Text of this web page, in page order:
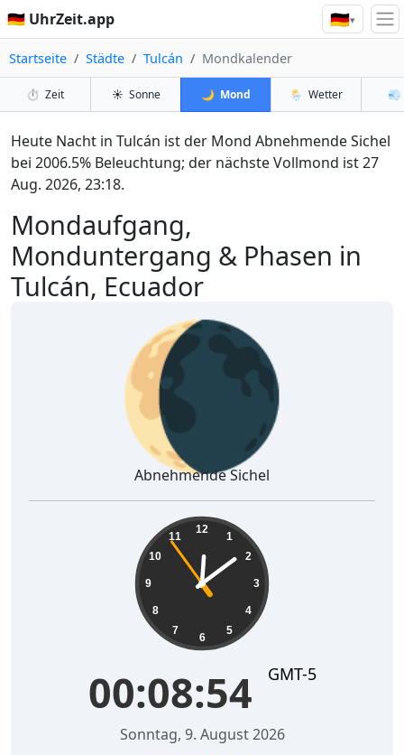
🇩🇪 UhrZeit.app 🇩🇪▾
Startseite Städte Tulcán Mondkalender
⏱️ Zeit ☀️ Sonne 🌙 Mond 🌦️ Wetter 💨
Mondaufgang,
Monduntergang & Phasen in
Tulcán, Ecuador
Heute Nacht in Tulcán ist der Mond Abnehmende Sichel
bei 2006.5% Beleuchtung; der nächste Vollmond ist 27
Aug. 2026, 23:18.
🌘
Abnehmende Sichel
12
1
2
3
4
5
6
7
8
9
10
11
00:08:55 GMT-5
Sonntag, 9. August 2026